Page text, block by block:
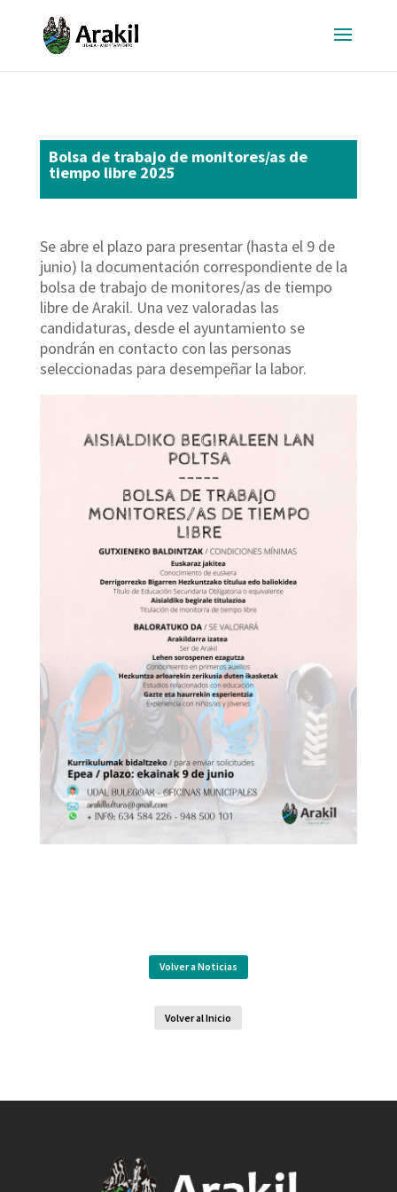
Bolsa de trabajo de monitores/as de
tiempo libre 2025
Se abre el plazo para presentar (hasta el 9 de
junio) la documentación correspondiente de la
bolsa de trabajo de monitores/as de tiempo
libre de Arakil. Una vez valoradas las
candidaturas, desde el ayuntamiento se
pondrán en contacto con las personas
seleccionadas para desempeñar la labor.
Volver a Noticias
Volver al Inicio